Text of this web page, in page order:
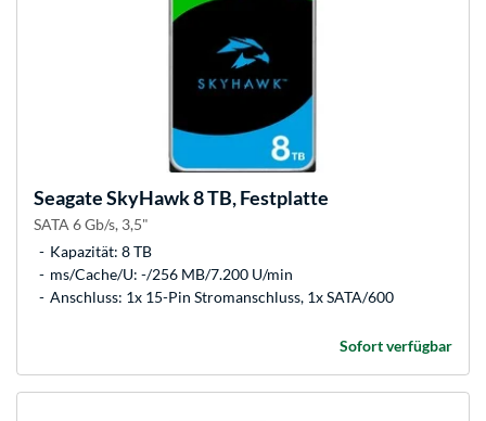
SeagateSkyHawk 8 TB, Festplatte
SATA 6 Gb/s, 3,5"
Kapazität: 8 TB
ms/Cache/U: -/256 MB/7.200 U/min
Anschluss: 1x 15-Pin Stromanschluss, 1x SATA/600
Sofort verfügbar